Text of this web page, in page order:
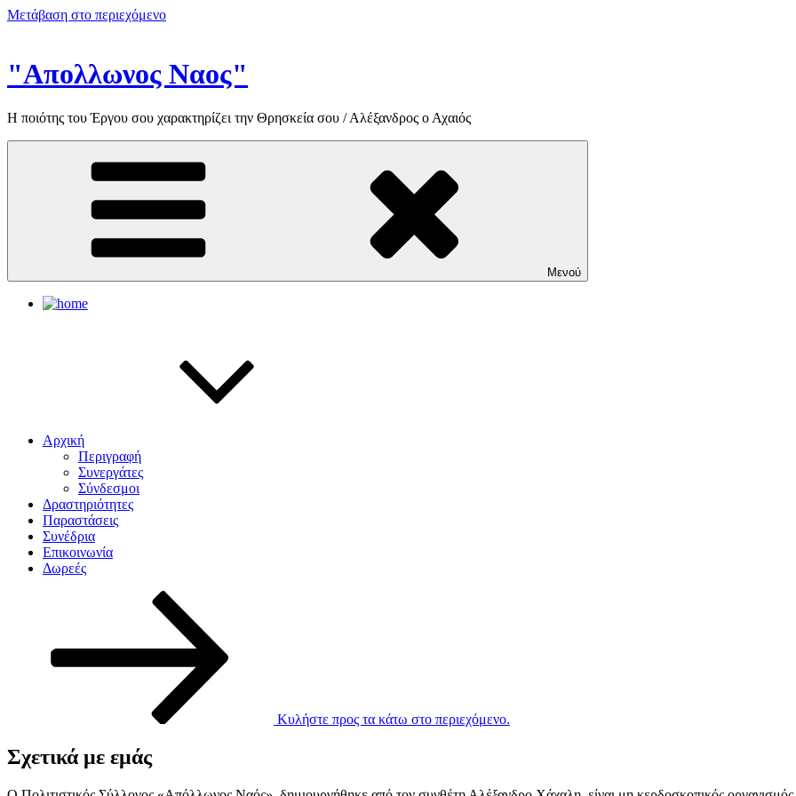
Μετάβαση στο περιεχόμενο
"Απολλωνος Ναος"
Η ποιότης του Έργου σου χαρακτηρίζει την Θρησκεία σου / Αλέξανδρος ο Αχαιός
Μενού
Αρχική
Περιγραφή
Συνεργάτες
Σύνδεσμοι
Δραστηριότητες
Παραστάσεις
Συνέδρια
Επικοινωνία
Δωρεές
Κυλήστε προς τα κάτω στο περιεχόμενο.
Σχετικά με εμάς